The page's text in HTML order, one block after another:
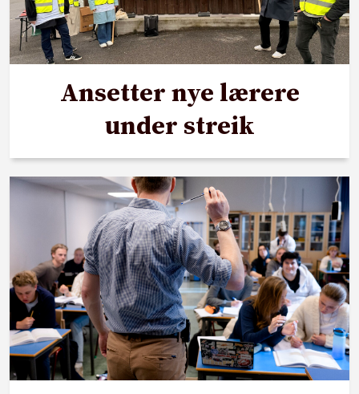
Ansetter nye lærere
under streik